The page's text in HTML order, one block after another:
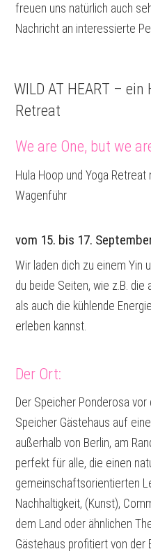
freuen uns natürlich auch
Nachricht an interessierte
WILD AT HEART –
Retreat
We are One, but we
Hula Hoop und Yoga
Wagenführ
vom 15. bis 17.
Wir laden dich zu einem Yin
du beide Seiten, wie z.B. die
als auch die kühlende
erleben kannst.
Der Ort:
Der Speicher Ponderosa vor
Speicher Gästehaus auf
außerhalb von Berlin, am
perfekt für alle, die einen
gemeinschaftsorientierten
Nachhaltigkeit, (Kunst),
dem Land oder ähnlichen
Gästehaus profitiert von der